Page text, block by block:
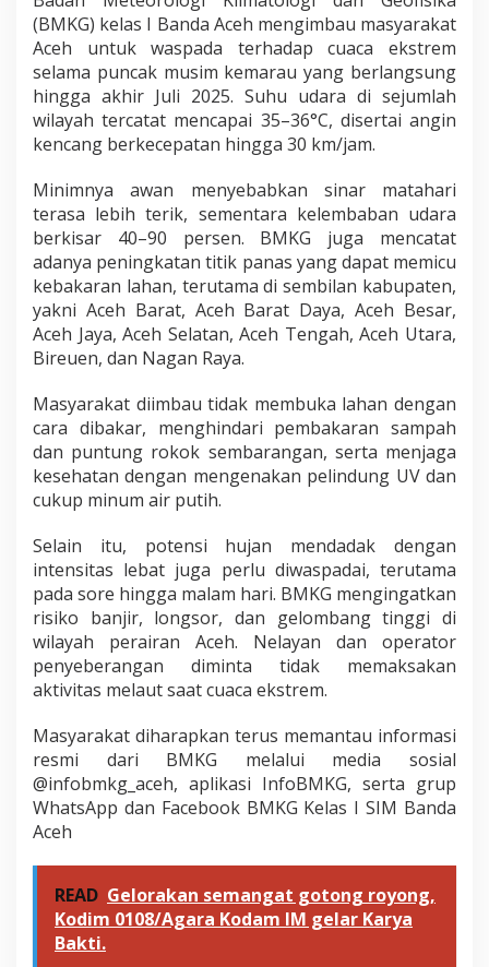
s
i
n
g
g
a
3
°
d
a
n
P
t
e
i
K
e
b
k
r
a
n
a
a
n
(BMKG) kelas I Banda Aceh mengimbau masyarakat
Aceh untuk waspada terhadap cuaca ekstrem
selama puncak musim kemarau yang berlangsung
hingga akhir Juli 2025. Suhu udara di sejumlah
wilayah tercatat mencapai 35–36°C, disertai angin
kencang berkecepatan hingga 30 km/jam.
Minimnya awan menyebabkan sinar matahari
terasa lebih terik, sementara kelembaban udara
berkisar 40–90 persen. BMKG juga mencatat
adanya peningkatan titik panas yang dapat memicu
kebakaran lahan, terutama di sembilan kabupaten,
yakni Aceh Barat, Aceh Barat Daya, Aceh Besar,
Aceh Jaya, Aceh Selatan, Aceh Tengah, Aceh Utara,
Bireuen, dan Nagan Raya.
Masyarakat diimbau tidak membuka lahan dengan
cara dibakar, menghindari pembakaran sampah
dan puntung rokok sembarangan, serta menjaga
kesehatan dengan mengenakan pelindung UV dan
cukup minum air putih.
Selain itu, potensi hujan mendadak dengan
intensitas lebat juga perlu diwaspadai, terutama
pada sore hingga malam hari. BMKG mengingatkan
risiko banjir, longsor, dan gelombang tinggi di
wilayah perairan Aceh. Nelayan dan operator
penyeberangan diminta tidak memaksakan
aktivitas melaut saat cuaca ekstrem.
Masyarakat diharapkan terus memantau informasi
resmi dari BMKG melalui media sosial
@infobmkg_aceh, aplikasi InfoBMKG, serta grup
WhatsApp dan Facebook BMKG Kelas I SIM Banda
Aceh
READ Gelorakan semangat gotong royong,
Kodim 0108/Agara Kodam IM gelar Karya
Bakti.